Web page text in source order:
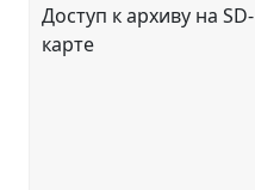
Доступ к архиву на SD-
карте